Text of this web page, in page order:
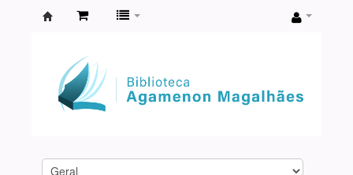
Agamenon
Magalhães